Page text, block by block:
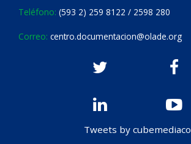
Teléfono: (593 2) 259 8122 / 2598 280
Correo: centro.documentacion@olade.org
Tweets by cubemediaco